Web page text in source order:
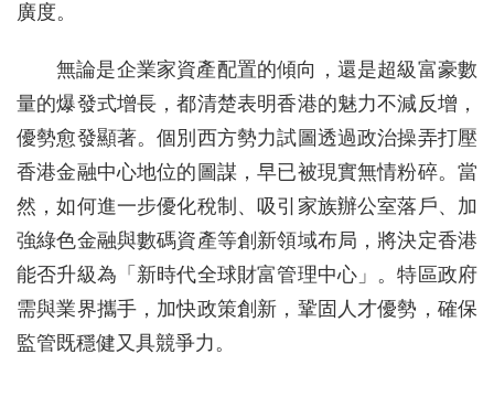
廣度。
無論是企業家資產配置的傾向，還是超級富豪數
量的爆發式增長，都清楚表明香港的魅力不減反增，
優勢愈發顯著。個別西方勢力試圖透過政治操弄打壓
香港金融中心地位的圖謀，早已被現實無情粉碎。當
然，如何進一步優化稅制、吸引家族辦公室落戶、加
強綠色金融與數碼資產等創新領域布局，將決定香港
能否升級為「新時代全球財富管理中心」。特區政府
需與業界攜手，加快政策創新，鞏固人才優勢，確保
監管既穩健又具競爭力。